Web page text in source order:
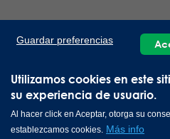
Utilizamos cookies en este
su experiencia de usuario.
Al hacer click en Aceptar, otorga su
establezcamos cookies. Más info
Guardar preferencias